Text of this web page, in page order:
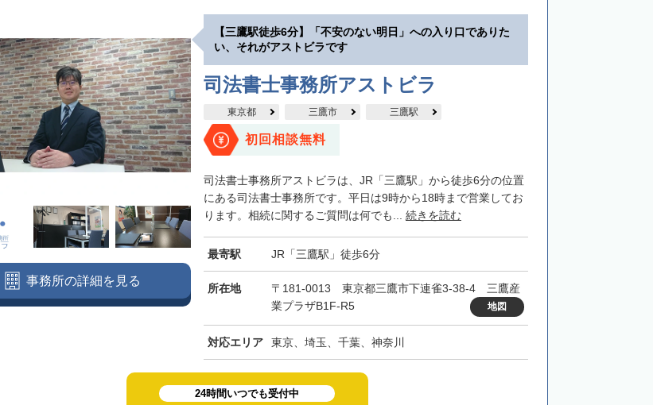
【三鷹駅徒歩6分】「不安のない明日」への入り口でありた
い、それがアストビラです
司法書士事務所アストビラ
東京都 三鷹市 三鷹駅
初回相談無料
司法書士事務所アストビラは、JR「三鷹駅」から徒歩6分の位置
にある司法書士事務所です。平日は9時から18時まで営業してお
ります。相続に関するご質問は何でも... 続きを読む
最寄駅 JR「三鷹駅」徒歩6分
所在地
〒181-0013 東京都三鷹市下連雀3-38-4 三鷹産
業プラザB1F-R5
地図
対応エリア 東京、埼玉、千葉、神奈川
事務所の詳細を見る
24時間いつでも受付中